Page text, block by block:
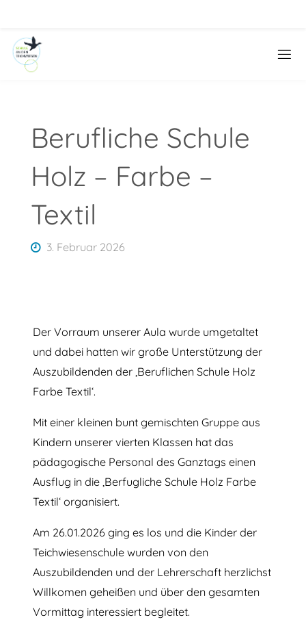
Skip
content
Berufliche Schule
Holz – Farbe –
Textil
3. Februar 2026
Der Vorraum unserer Aula wurde umgetaltet
und dabei hatten wir große Unterstützung der
Auszubildenden der ‚Beruflichen Schule Holz
Farbe Textil‘.
Mit einer kleinen bunt gemischten Gruppe aus
Kindern unserer vierten Klassen hat das
pädagogische Personal des Ganztags einen
Ausflug in die ‚Berfugliche Schule Holz Farbe
Textil‘ organisiert.
Am 26.01.2026 ging es los und die Kinder der
Teichwiesenschule wurden von den
Auszubildenden und der Lehrerschaft herzlichst
Willkomen geheißen und über den gesamten
Vormittag interessiert begleitet.